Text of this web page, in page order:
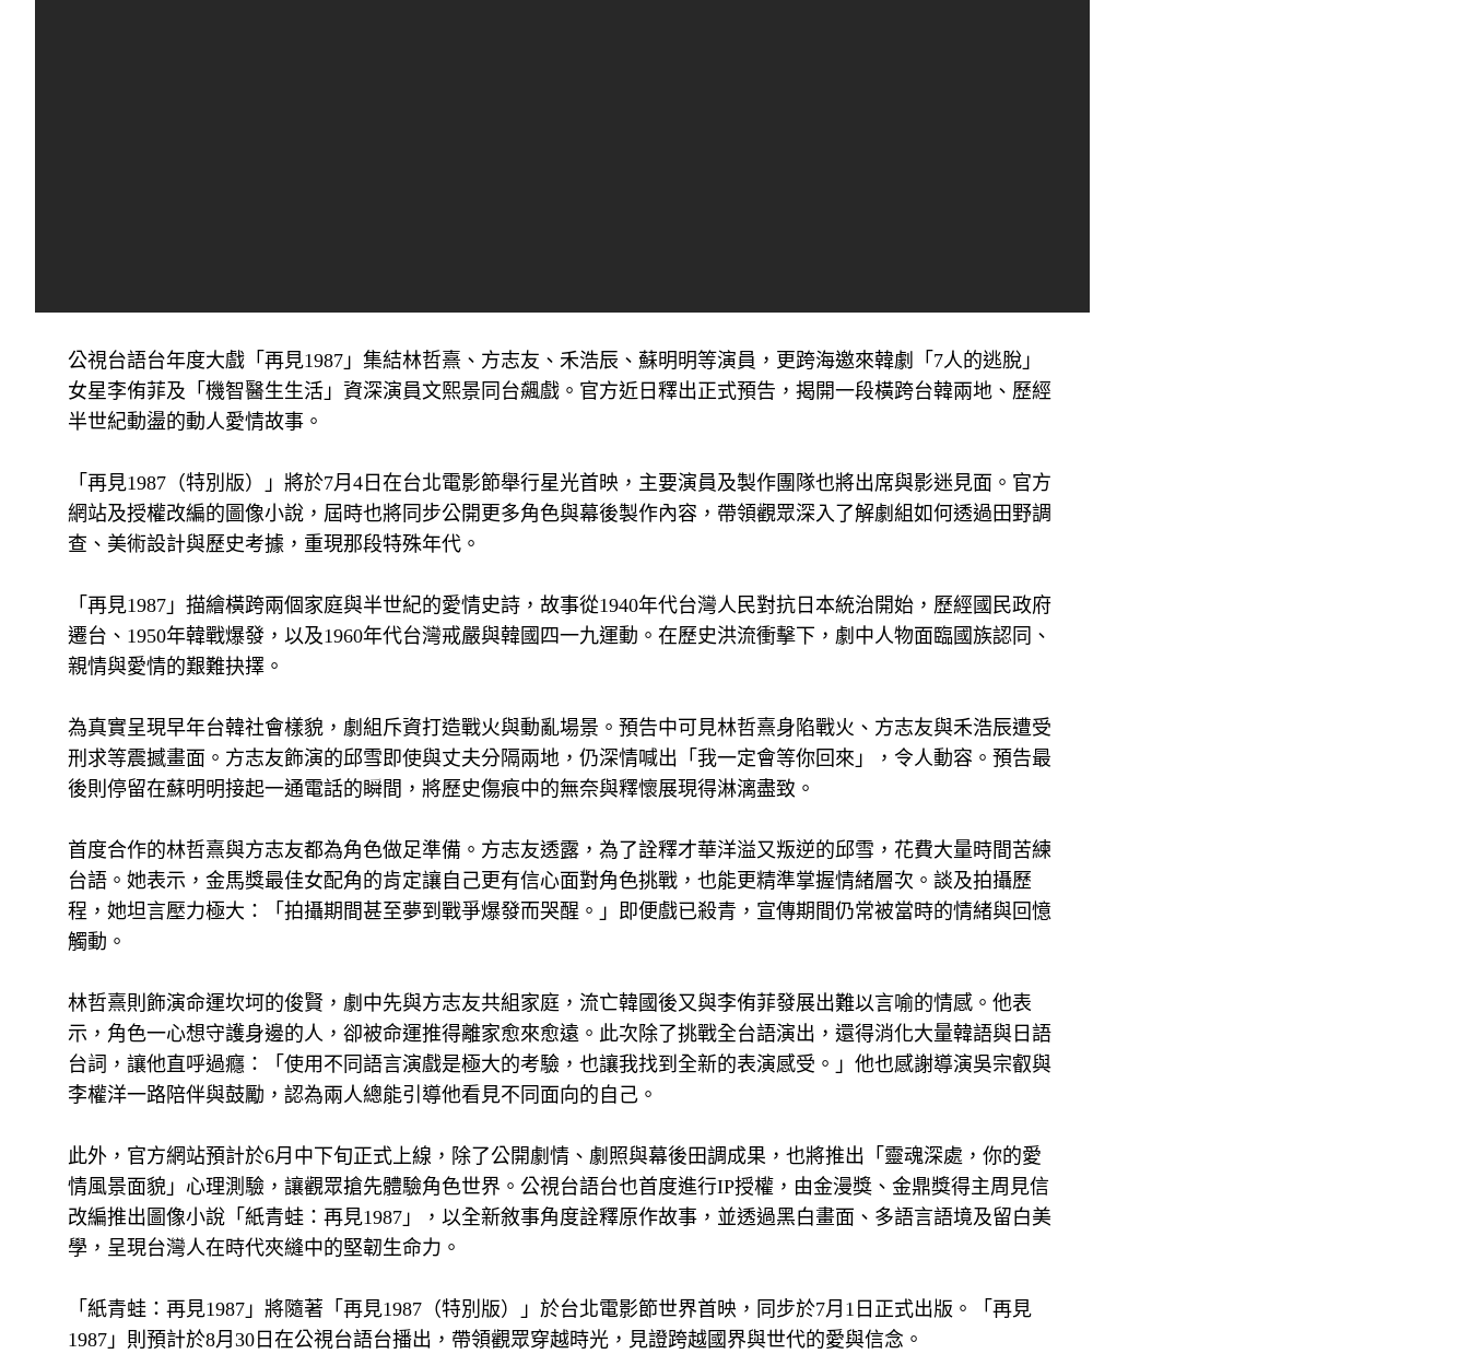
公視台語台年度大戲「再見1987」集結林哲熹、方志友、禾浩辰、蘇明明等演員，更跨海邀來韓劇「7人的逃脫」
女星李侑菲及「機智醫生生活」資深演員文熙景同台飆戲。官方近日釋出正式預告，揭開一段橫跨台韓兩地、歷經
半世紀動盪的動人愛情故事。
「再見1987（特別版）」將於7月4日在台北電影節舉行星光首映，主要演員及製作團隊也將出席與影迷見面。官方
網站及授權改編的圖像小說，屆時也將同步公開更多角色與幕後製作內容，帶領觀眾深入了解劇組如何透過田野調
查、美術設計與歷史考據，重現那段特殊年代。
「再見1987」描繪橫跨兩個家庭與半世紀的愛情史詩，故事從1940年代台灣人民對抗日本統治開始，歷經國民政府
遷台、1950年韓戰爆發，以及1960年代台灣戒嚴與韓國四一九運動。在歷史洪流衝擊下，劇中人物面臨國族認同、
親情與愛情的艱難抉擇。
為真實呈現早年台韓社會樣貌，劇組斥資打造戰火與動亂場景。預告中可見林哲熹身陷戰火、方志友與禾浩辰遭受
刑求等震撼畫面。方志友飾演的邱雪即使與丈夫分隔兩地，仍深情喊出「我一定會等你回來」，令人動容。預告最
後則停留在蘇明明接起一通電話的瞬間，將歷史傷痕中的無奈與釋懷展現得淋漓盡致。
首度合作的林哲熹與方志友都為角色做足準備。方志友透露，為了詮釋才華洋溢又叛逆的邱雪，花費大量時間苦練
台語。她表示，金馬獎最佳女配角的肯定讓自己更有信心面對角色挑戰，也能更精準掌握情緒層次。談及拍攝歷
程，她坦言壓力極大：「拍攝期間甚至夢到戰爭爆發而哭醒。」即便戲已殺青，宣傳期間仍常被當時的情緒與回憶
觸動。
林哲熹則飾演命運坎坷的俊賢，劇中先與方志友共組家庭，流亡韓國後又與李侑菲發展出難以言喻的情感。他表
示，角色一心想守護身邊的人，卻被命運推得離家愈來愈遠。此次除了挑戰全台語演出，還得消化大量韓語與日語
台詞，讓他直呼過癮：「使用不同語言演戲是極大的考驗，也讓我找到全新的表演感受。」他也感謝導演吳宗叡與
李權洋一路陪伴與鼓勵，認為兩人總能引導他看見不同面向的自己。
此外，官方網站預計於6月中下旬正式上線，除了公開劇情、劇照與幕後田調成果，也將推出「靈魂深處，你的愛
情風景面貌」心理測驗，讓觀眾搶先體驗角色世界。公視台語台也首度進行IP授權，由金漫獎、金鼎獎得主周見信
改編推出圖像小說「紙青蛙：再見1987」，以全新敘事角度詮釋原作故事，並透過黑白畫面、多語言語境及留白美
學，呈現台灣人在時代夾縫中的堅韌生命力。
「紙青蛙：再見1987」將隨著「再見1987（特別版）」於台北電影節世界首映，同步於7月1日正式出版。「再見
1987」則預計於8月30日在公視台語台播出，帶領觀眾穿越時光，見證跨越國界與世代的愛與信念。